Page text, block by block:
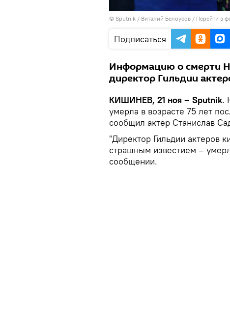
© Sputnik / Виталий Белоусов / Перейти в
Подписаться
Информацию о смерти
директор Гильдии
КИШИНЕВ, 21 ноя – Sputnik.
умерла в возрасте 75 лет
сообщил актер Станислав
"Директор Гильдии актеров
страшным известием –
сообщении.